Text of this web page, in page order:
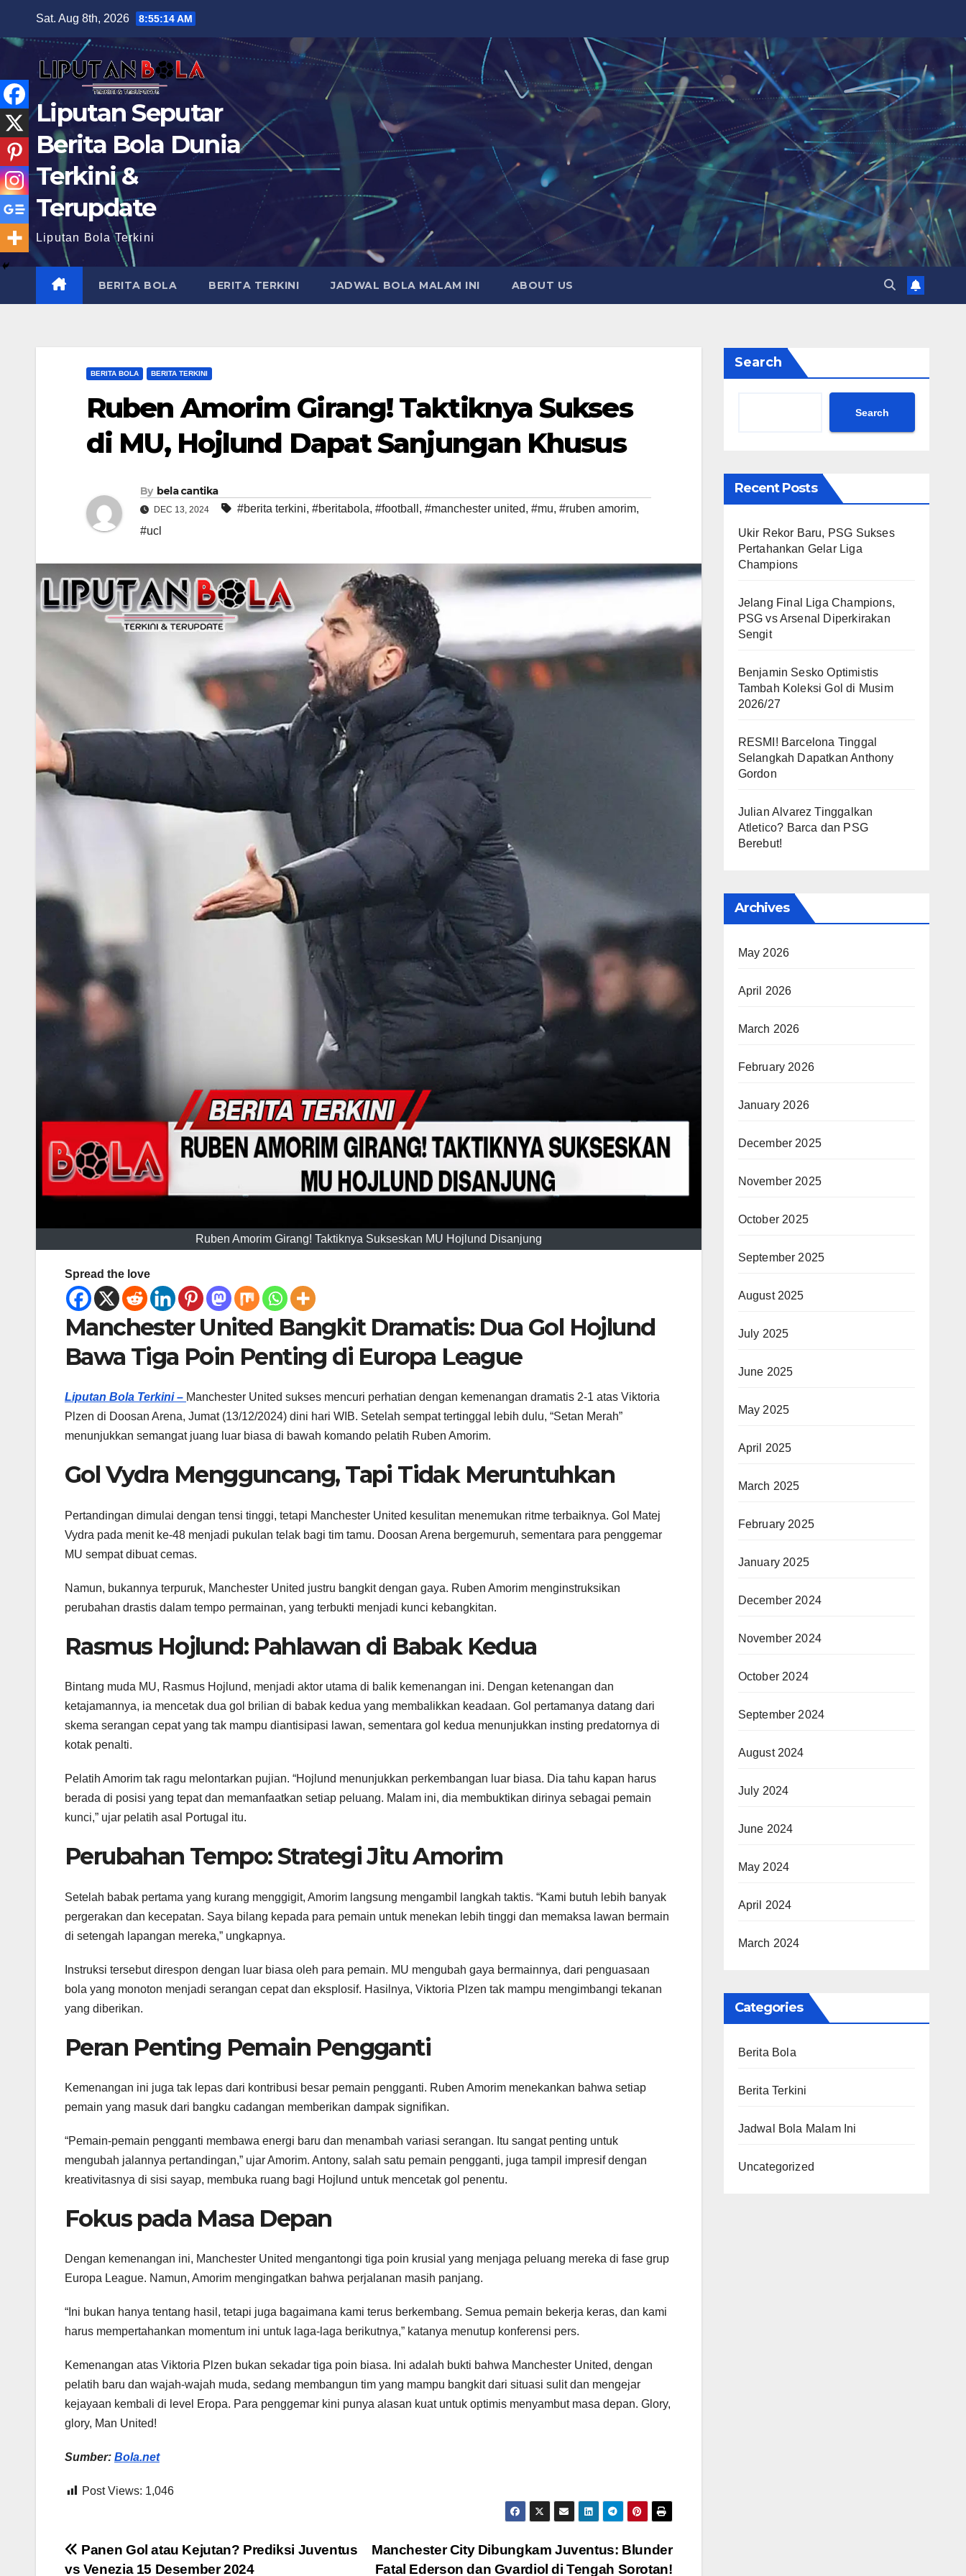
Sat. Aug 8th, 2026 8:55:16 AM
Liputan Seputar
Berita Bola Dunia
Terkini &
Terupdate
Liputan Bola Terkini
BERITA BOLA BERITA TERKINI JADWAL BOLA MALAM INI ABOUT US
BERITA BOLA BERITA TERKINI
Ruben Amorim Girang! Taktiknya Sukses
di MU, Hojlund Dapat Sanjungan Khusus
By bela cantika
DEC 13, 2024 #berita terkini, #beritabola, #football , #manchester united, #mu, #ruben amorim,
#ucl
Ruben Amorim Girang! Taktiknya Sukseskan MU Hojlund Disanjung
Spread the love
Manchester United Bangkit Dramatis: Dua Gol Hojlund
Bawa Tiga Poin Penting di Europa League
Liputan Bola Terkini – Manchester United sukses mencuri perhatian dengan kemenangan dramatis 2-1 atas Viktoria
Plzen di Doosan Arena, Jumat (13/12/2024) dini hari WIB. Setelah sempat tertinggal lebih dulu, “Setan Merah”
menunjukkan semangat juang luar biasa di bawah komando pelatih Ruben Amorim.
Gol Vydra Mengguncang, Tapi Tidak Meruntuhkan
Pertandingan dimulai dengan tensi tinggi, tetapi Manchester United kesulitan menemukan ritme terbaiknya. Gol Matej
Vydra pada menit ke-48 menjadi pukulan telak bagi tim tamu. Doosan Arena bergemuruh, sementara para penggemar
MU sempat dibuat cemas.
Namun, bukannya terpuruk, Manchester United justru bangkit dengan gaya. Ruben Amorim menginstruksikan
perubahan drastis dalam tempo permainan, yang terbukti menjadi kunci kebangkitan.
Rasmus Hojlund: Pahlawan di Babak Kedua
Bintang muda MU, Rasmus Hojlund, menjadi aktor utama di balik kemenangan ini. Dengan ketenangan dan
ketajamannya, ia mencetak dua gol brilian di babak kedua yang membalikkan keadaan. Gol pertamanya datang dari
skema serangan cepat yang tak mampu diantisipasi lawan, sementara gol kedua menunjukkan insting predatornya di
kotak penalti.
Pelatih Amorim tak ragu melontarkan pujian. “Hojlund menunjukkan perkembangan luar biasa. Dia tahu kapan harus
berada di posisi yang tepat dan memanfaatkan setiap peluang. Malam ini, dia membuktikan dirinya sebagai pemain
kunci,” ujar pelatih asal Portugal itu.
Perubahan Tempo: Strategi Jitu Amorim
Setelah babak pertama yang kurang menggigit, Amorim langsung mengambil langkah taktis. “Kami butuh lebih banyak
pergerakan dan kecepatan. Saya bilang kepada para pemain untuk menekan lebih tinggi dan memaksa lawan bermain
di setengah lapangan mereka,” ungkapnya.
Instruksi tersebut direspon dengan luar biasa oleh para pemain. MU mengubah gaya bermainnya, dari penguasaan
bola yang monoton menjadi serangan cepat dan eksplosif. Hasilnya, Viktoria Plzen tak mampu mengimbangi tekanan
yang diberikan.
Peran Penting Pemain Pengganti
Kemenangan ini juga tak lepas dari kontribusi besar pemain pengganti. Ruben Amorim menekankan bahwa setiap
pemain yang masuk dari bangku cadangan memberikan dampak signifikan.
“Pemain-pemain pengganti membawa energi baru dan menambah variasi serangan. Itu sangat penting untuk
mengubah jalannya pertandingan,” ujar Amorim. Antony, salah satu pemain pengganti, juga tampil impresif dengan
kreativitasnya di sisi sayap, membuka ruang bagi Hojlund untuk mencetak gol penentu.
Fokus pada Masa Depan
Dengan kemenangan ini, Manchester United mengantongi tiga poin krusial yang menjaga peluang mereka di fase grup
Europa League. Namun, Amorim mengingatkan bahwa perjalanan masih panjang.
“Ini bukan hanya tentang hasil, tetapi juga bagaimana kami terus berkembang. Semua pemain bekerja keras, dan kami
harus mempertahankan momentum ini untuk laga-laga berikutnya,” katanya menutup konferensi pers.
Kemenangan atas Viktoria Plzen bukan sekadar tiga poin biasa. Ini adalah bukti bahwa Manchester United, dengan
pelatih baru dan wajah-wajah muda, sedang membangun tim yang mampu bangkit dari situasi sulit dan mengejar
kejayaan kembali di level Eropa. Para penggemar kini punya alasan kuat untuk optimis menyambut masa depan. Glory,
glory, Man United!
Sumber: Bola.net
Post Views: 1,046
Post
Manchester City Dibungkam Juventus: Blunder
Fatal Ederson dan Gvardiol di Tengah Sorotan!
Panen Gol atau Kejutan? Prediksi Juventus
vs Venezia 15 Desember 2024
Search
Search
Recent Posts
Ukir Rekor Baru, PSG Sukses
Pertahankan Gelar Liga
Champions
Jelang Final Liga Champions,
PSG vs Arsenal Diperkirakan
Sengit
Benjamin Sesko Optimistis
Tambah Koleksi Gol di Musim
2026/27
RESMI! Barcelona Tinggal
Selangkah Dapatkan Anthony
Gordon
Julian Alvarez Tinggalkan
Atletico? Barca dan PSG
Berebut!
Archives
May 2026
April 2026
March 2026
February 2026
January 2026
December 2025
November 2025
October 2025
September 2025
August 2025
July 2025
June 2025
May 2025
April 2025
March 2025
February 2025
January 2025
December 2024
November 2024
October 2024
September 2024
August 2024
July 2024
June 2024
May 2024
April 2024
March 2024
Categories
Berita Bola
Berita Terkini
Jadwal Bola Malam Ini
Uncategorized